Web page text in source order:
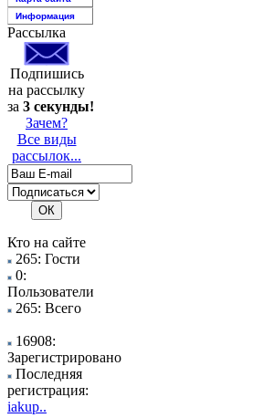
Информация
Рассылка
Подпишись
на рассылку
за 3 секунды!
Зачем?
Все виды
рассылок...
Кто на сайте
265: Гости
0:
Пользователи
265: Всего
16908:
Зарегистрировано
Последняя
регистрация:
iakup..